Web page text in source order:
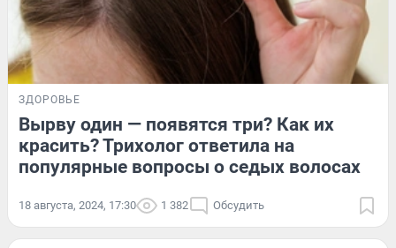
ЗДОРОВЬЕ
Вырву один — появятся три? Как их
красить? Трихолог ответила на
популярные вопросы о седых волосах
18 августа, 2024, 17:30 1 382 Обсудить